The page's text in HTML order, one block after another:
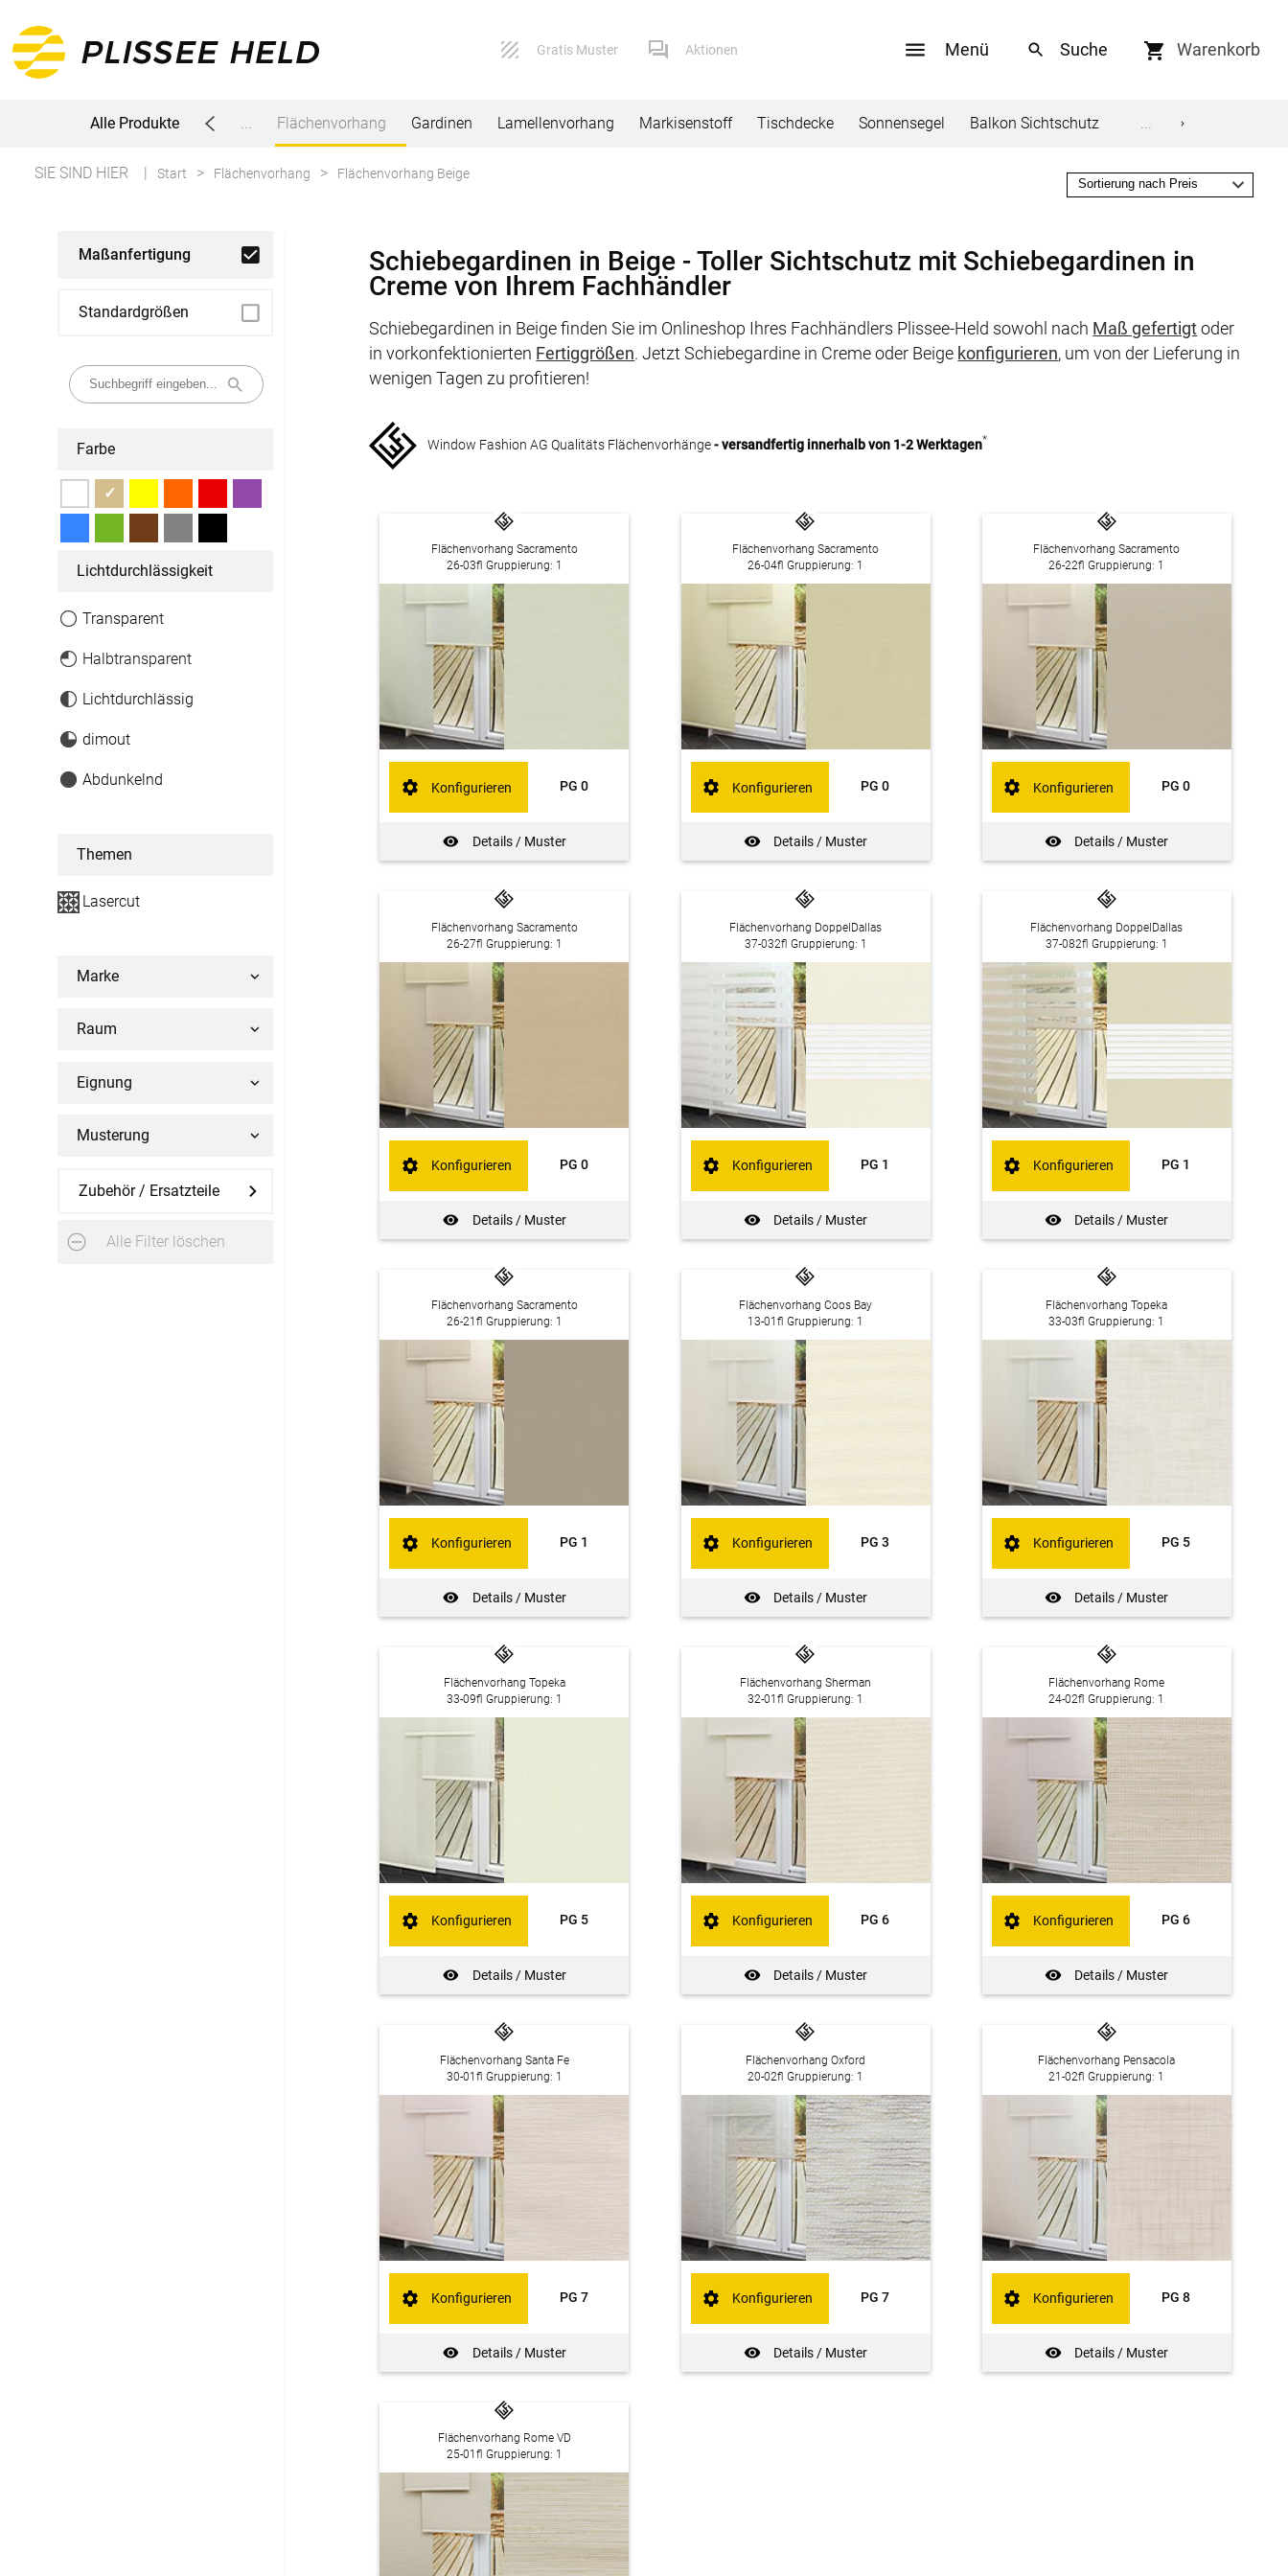
Gratis Muster Aktionen Menü Warenkorb
Plissee
Rollo
Raffrollo
Fertiggrößen
Gardinen
Lamellenvorhang
Maßanfertigung
Kontaktformular
Impressum
AGB
Datenschutz
Lieferbedingungen
Reklamationen
Social Media
Facebook
Youtube
Alle Produkte
Raffrollo Jalousien Flächenvorhang Gardinen Lamellenvorhang Markisenstoff Tischdecke Sonnensegel Balkon Sichtschutz Gardinenstange
SIE SIND HIER Start Flächenvorhang Flächenvorhang Beige
Maßanfertigung
Standardgrößen
Farbe
✓
Licht­durchlässigkeit
Transparent
Halbtransparent
Lichtdurchlässig
dimout
Abdunkelnd
Themen
Lasercut
Marke
Raum
Eignung
Musterung
Zubehör / Ersatzteile
Alle Filter löschen
Schiebegardinen in Beige - Toller Sichtschutz mit Schiebegardinen in
Creme von Ihrem Fachhändler
Schiebegardinen in Beige finden Sie im Onlineshop Ihres Fachhändlers Plissee-Held sowohl nach Maß gefertigtoder
in vorkonfektionierten Fertiggrößen. Jetzt Schiebegardine in Creme oder Beige konfigurieren, um von der Lieferung in
wenigen Tagen zu profitieren!
Window Fashion AG Qualitäts Flächenvorhänge- versandfertig innerhalb von 1-2 Werktagen*
Flächenvorhang Sacramento
26-03fl Gruppierung: 1
PG 0
Details / Muster
Konfigurieren
Flächenvorhang Sacramento
26-04fl Gruppierung: 1
PG 0
Details / Muster
Konfigurieren
Flächenvorhang Sacramento
26-22fl Gruppierung: 1
PG 0
Details / Muster
Konfigurieren
Flächenvorhang Sacramento
26-27fl Gruppierung: 1
PG 0
Details / Muster
Konfigurieren
Flächenvorhang DoppelDallas
37-032fl Gruppierung: 1
PG 1
Details / Muster
Konfigurieren
Flächenvorhang DoppelDallas
37-082fl Gruppierung: 1
PG 1
Details / Muster
Konfigurieren
Flächenvorhang Sacramento
26-21fl Gruppierung: 1
PG 1
Details / Muster
Konfigurieren
Flächenvorhang Coos Bay
13-01fl Gruppierung: 1
PG 3
Details / Muster
Konfigurieren
Flächenvorhang Topeka
33-03fl Gruppierung: 1
PG 5
Details / Muster
Konfigurieren
Flächenvorhang Topeka
33-09fl Gruppierung: 1
PG 5
Details / Muster
Konfigurieren
Flächenvorhang Sherman
32-01fl Gruppierung: 1
PG 6
Details / Muster
Konfigurieren
Flächenvorhang Rome
24-02fl Gruppierung: 1
PG 6
Details / Muster
Konfigurieren
Flächenvorhang Santa Fe
30-01fl Gruppierung: 1
PG 7
Details / Muster
Konfigurieren
Flächenvorhang Oxford
20-02fl Gruppierung: 1
PG 7
Details / Muster
Konfigurieren
Flächenvorhang Pensacola
21-02fl Gruppierung: 1
PG 8
Details / Muster
Konfigurieren
Flächenvorhang Rome VD
25-01fl Gruppierung: 1